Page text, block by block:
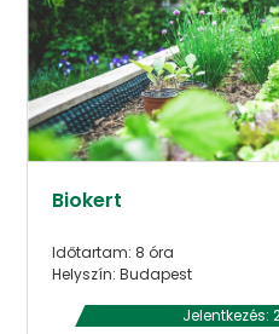
Biokert
Időtartam: 8 óra
Helyszín: Budapest
Jelentkezés: